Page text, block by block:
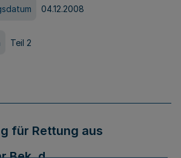
04.12.2008
Teil 2
für Rettung aus